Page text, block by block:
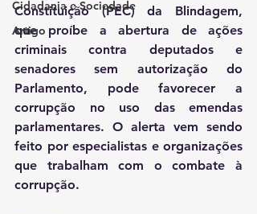
Cidadania e Sociedade
Artigo
Constituição (PEC) da Blindagem,
que proíbe a abertura de ações
criminais contra deputados e
senadores sem autorização do
Parlamento, pode favorecer a
corrupção no uso das emendas
parlamentares. O alerta vem sendo
feito por especialistas e organizações
que trabalham com o combate à
corrupção.